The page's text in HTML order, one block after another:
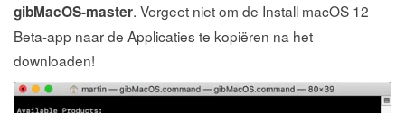
gibMacOS-master. Vergeet niet om de Install macOS 12
Beta-app naar de Applicaties te kopiëren na het
downloaden!